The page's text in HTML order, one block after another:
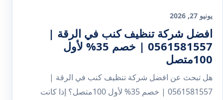
يونيو 27, 2026
افضل شركة تنظيف كنب في الرقة |
0561581557 | خصم 35% لأول
100متصل
هل تبحث عن افضل شركة تنظيف كنب في الرقة |
0561581557 | خصم 35% لأول 100متصل؟ إذا كانت